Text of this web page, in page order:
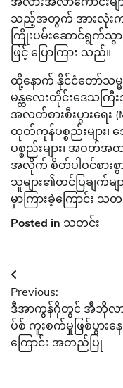
သည့်အတွက် အားလုံးက
ကြိုးပမ်းဆောင်ရွက်သွ
ဖြင့် ပြောကြား သည်။
ထို့နောက် နိုင်ငံတော်သ
မန္တလေးတိုင်းဒေသကြီ
အလတ်စားစီးပွားရေး
ထုတ်ကုန်ပစ္စည်းများ
ပစ္စည်းများ၊ အဝတ်အ
အလိုက် စိတ်ပါဝင်စား
သူများ၏တင်ပြချက်မ
မှာကြားခဲ့ကြောင်း သ
Posted in သတင်း
Post
navigation
Previous:
ဒီအာကွန်ဂိုတွင် အီဘိုလာ
ပ်စ် ကူးစက်မှုဖြစ်ပွားနေ
ကြောင်း အတည်ပြု